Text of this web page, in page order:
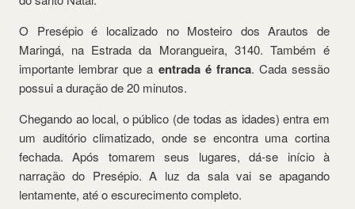
O Presépio é localizado no Mosteiro dos Arautos de
Maringá, na Estrada da Morangueira, 3140. Também é
importante lembrar que a entrada é franca. Cada sessão
possui a duração de 20 minutos.
Chegando ao local, o público (de todas as idades) entra em
um auditório climatizado, onde se encontra uma cortina
fechada. Após tomarem seus lugares, dá-se início à
narração do Presépio. A luz da sala vai se apagando
lentamente, até o escurecimento completo.